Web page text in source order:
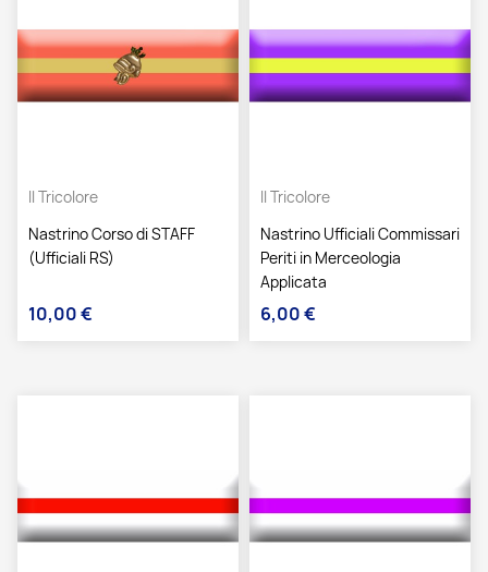
Il Tricolore
Nastrino Corso di STAFF
(Ufficiali RS)
Prezzo
10,00 €
Il Tricolore
Nastrino Ufficiali Commissari
Periti in Merceologia
Applicata
Prezzo
6,00 €